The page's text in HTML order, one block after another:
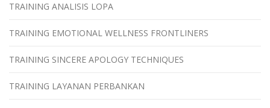
TRAINING ANALISIS LOPA
TRAINING EMOTIONAL WELLNESS FRONTLINERS
TRAINING SINCERE APOLOGY TECHNIQUES
TRAINING LAYANAN PERBANKAN